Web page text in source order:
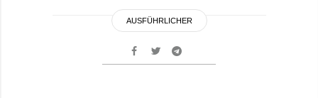
AUSFÜHRLICHER